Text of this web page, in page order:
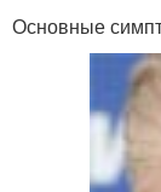
Основные